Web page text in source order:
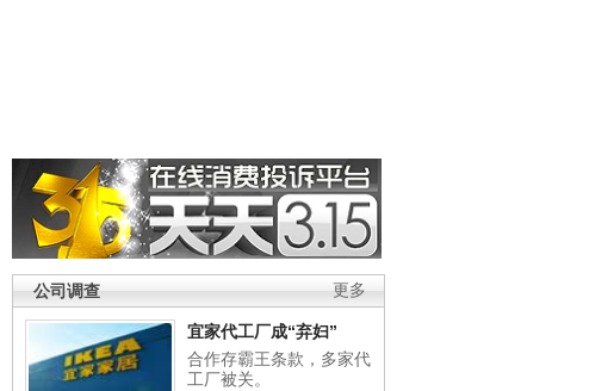
更多
公司调查
宜家代工厂成“弃妇”
合作存霸王条款，多家代
工厂被关。